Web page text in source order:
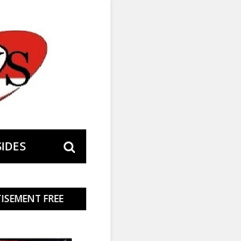
FREE